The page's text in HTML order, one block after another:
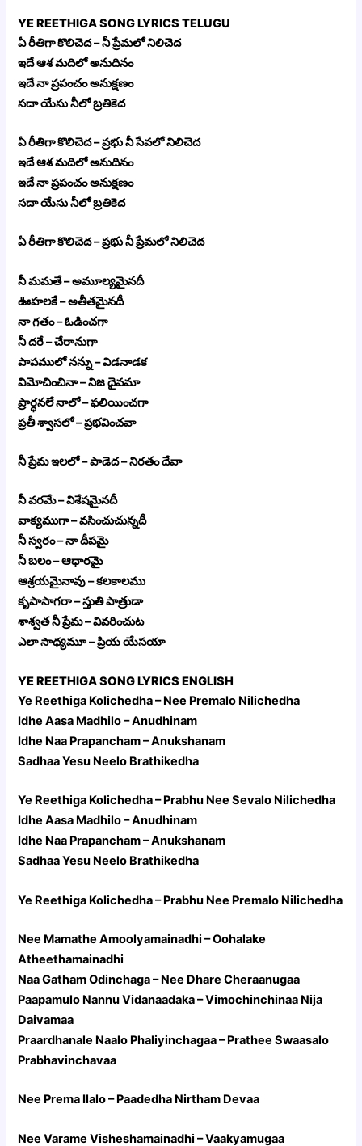
YE REETHIGA SONG LYRICS TELUGU
ఏ రీతిగా కొలిచెద – నీ ప్రేమలో నిలిచెద
ఇదే ఆశ మదిలో అనుదినం
ఇదే నా ప్రపంచం అనుక్షణం
సదా యేసు నీలో బ్రతికెద
ఏ రీతిగా కొలిచెద – ప్రభు నీ సేవలో నిలిచెద
ఇదే ఆశ మదిలో అనుదినం
ఇదే నా ప్రపంచం అనుక్షణం
సదా యేసు నీలో బ్రతికెద
ఏ రీతిగా కొలిచెద – ప్రభు నీ ప్రేమలో నిలిచెద
నీ మమతే – అమూల్యమైనదీ
ఊహలకే – అతీతమైనదీ
నా గతం – ఓడించగా
నీ దరే – చేరానుగా
పాపములో నన్ను – విడనాడక
విమోచించినా – నిజ దైవమా
ప్రార్ధనలే నాలో – ఫలియించగా
ప్రతీ శ్వాసలో – ప్రభవించవా
నీ ప్రేమ ఇలలో – పాడెద – నిరతం దేవా
నీ వరమే – విశేషమైనదీ
వాక్యముగా – వసించుచున్నదీ
నీ స్వరం – నా దీపమై
నీ బలం – ఆధారమై
ఆశ్రయమైనావు – కలకాలము
కృపాసాగరా – స్తుతి పాత్రుడా
శాశ్వత నీ ప్రేమ – వివరించుట
ఎలా సాధ్యమూ – ప్రియ యేసయా
YE REETHIGA SONG LYRICS ENGLISH
Ye Reethiga Kolichedha – Nee Premalo Nilichedha
Idhe Aasa Madhilo – Anudhinam
Idhe Naa Prapancham – Anukshanam
Sadhaa Yesu Neelo Brathikedha
Ye Reethiga Kolichedha – Prabhu Nee Sevalo Nilichedha
Idhe Aasa Madhilo – Anudhinam
Idhe Naa Prapancham – Anukshanam
Sadhaa Yesu Neelo Brathikedha
Ye Reethiga Kolichedha – Prabhu Nee Premalo Nilichedha
Nee Mamathe Amoolyamainadhi – Oohalake
Atheethamainadhi
Naa Gatham Odinchaga – Nee Dhare Cheraanugaa
Paapamulo Nannu Vidanaadaka – Vimochinchinaa Nija
Daivamaa
Praardhanale Naalo Phaliyinchagaa – Prathee Swaasalo
Prabhavinchavaa
Nee Prema Ilalo – Paadedha Nirtham Devaa
Nee Varame Visheshamainadhi – Vaakyamugaa